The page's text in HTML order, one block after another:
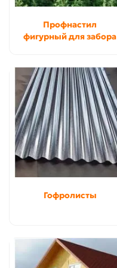
Профнастил
фигурный для забора
Гофролисты